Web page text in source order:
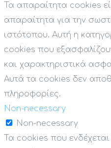
Τα απαραίτητα cookies
απαραίτητα για την
ιστότοπου. Αυτή η
cookies που
και χαρακτηριστικά
Αυτά τα cookies δεν
πληροφορίες.
Non-necessary
Non-necessary
Τα cookies που